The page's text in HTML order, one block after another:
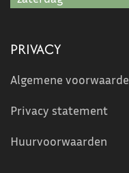
PRIVACY
Algemene
Privacy statement
Huurvoorwaarden